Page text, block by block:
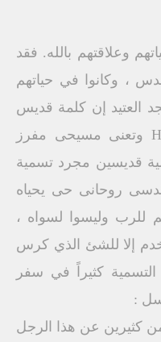
وعلاقتهم بالله. فقد
، وكانوا في حياتهم
العتيد إن كلمة قديس
من الأصل اليوناني .. .. Hagios وتعنى مسيحى مفرز
قديسين مجرد تسمية
روحانى حى يحياه
للرب وليسوا لسواه ،
إلا للشئ الذي كرس
كثيراً في سفر
:
كثيرين عن هذا الرجل